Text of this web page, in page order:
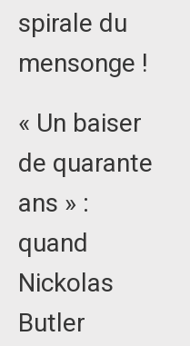
spirale du
mensonge !
« Un baiser
de quarante
ans » :
quand
Nickolas
Butler